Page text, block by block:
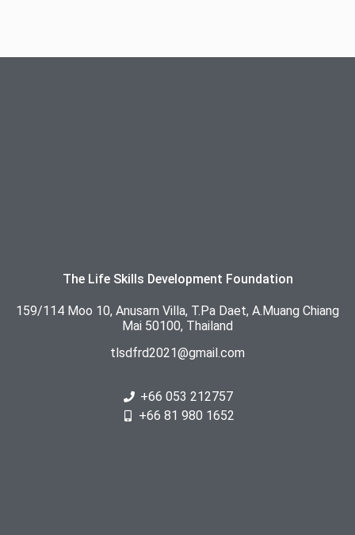
The Life Skills Development Foundation
159/114 Moo 10, Anusarn Villa, T.Pa Daet, A.Muang Chiang
Mai 50100, Thailand
tlsdfrd2021@gmail.com
+66 053 212757
+66 81 980 1652